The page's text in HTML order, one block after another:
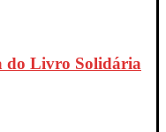
do Livro Solidária